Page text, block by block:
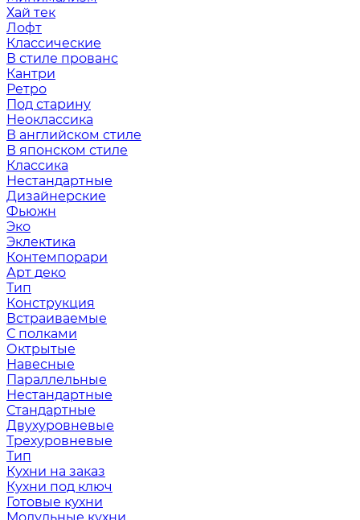
Хай тек
Лофт
Классические
В стиле прованс
Кантри
Ретро
Под старину
Неоклассика
В английском стиле
В японском стиле
Классика
Нестандартные
Дизайнерские
Фьюжн
Эко
Эклектика
Контемпорари
Арт деко
Тип
Конструкция
Встраиваемые
С полками
Октрытые
Навесные
Параллельные
Нестандартные
Стандартные
Двухуровневые
Трехуровневые
Тип
Кухни на заказ
Кухни под ключ
Готовые кухни